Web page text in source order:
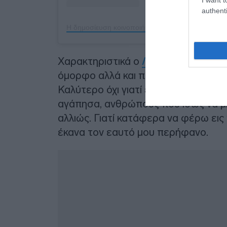
Χαρακτηριστικά ο Λευτέρης
όμορφο αλλά και πιο δύσκολο
Καλύτερο όχι γιατί έφτασα στον
αγάπησα, ανθρώπους που ίσως να
αλλιώς. Γιατί κατάφερα να φέρω
έκανα τον εαυτό μου περήφανο.